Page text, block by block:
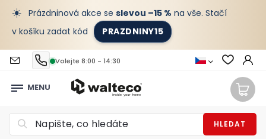
☀️ Prázdninová akce se slevou –15 % na vše. Stačí
v košíku zadat kód
PRAZDNINY15
Volejte 8:00 - 14:30
HLEDAT